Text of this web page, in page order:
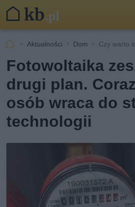
Aktualności Dom Czy warto
Fotowoltaika
drugi plan.
osób wraca do
technologii